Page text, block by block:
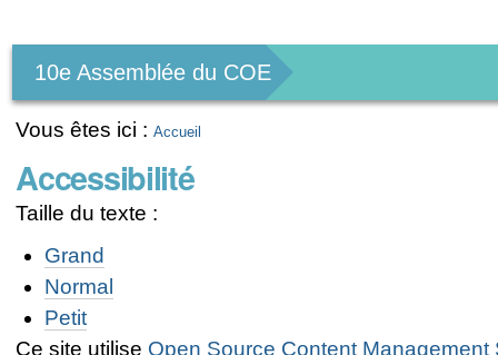
personnels
10e Assemblée du COE
Vous êtes ici : Accueil
Accessibilité
Taille du texte :
Grand
Normal
Petit
Ce site utilise Open Source Content Management